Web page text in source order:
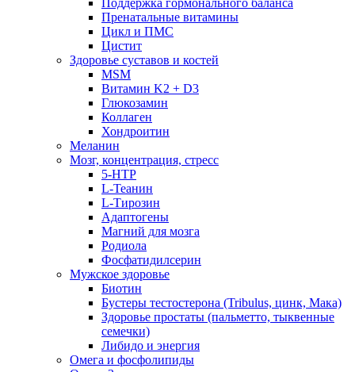
Поддержка гормонального баланса
Пренатальные витамины
Цикл и ПМС
Цистит
Здоровье суставов и костей
MSM
Витамин K2 + D3
Глюкозамин
Коллаген
Хондроитин
Меланин
Мозг, концентрация, стресс
5-HTP
L-Теанин
L-Тирозин
Адаптогены
Магний для мозга
Родиола
Фосфатидилсерин
Мужское здоровье
Биотин
Бустеры тестостерона (Tribulus, цинк, Мака)
Здоровье простаты (пальметто, тыквенные
семечки)
Либидо и энергия
Омега и фосфолипиды